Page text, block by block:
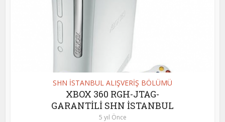
SHN İSTANBUL ALIŞVERİŞ BÖLÜMÜ
XBOX 360 RGH-JTAG-
GARANTİLİ SHN İSTANBUL
5 yıl Önce